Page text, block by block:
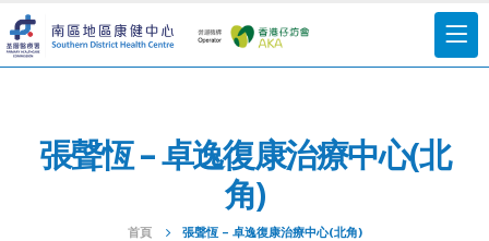
張聲恆 – 卓逸復康治療中心(北
角)
首頁 張聲恆 – 卓逸復康治療中心(北角)